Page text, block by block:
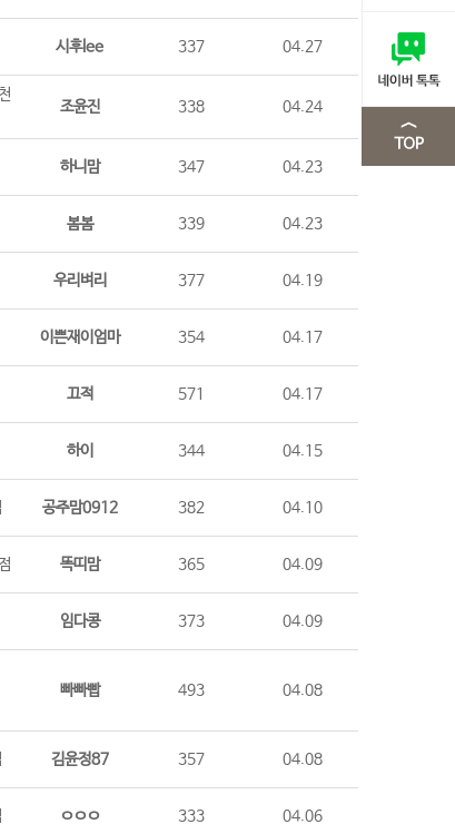
시후lee 337 04.27
조윤진 338 04.24
하니맘 347 04.23
봄봄 339 04.23
우리벼리 377 04.19
이쁜재이엄마 354 04.17
끄적 571 04.17
하이 344 04.15
공주맘0912 382 04.10
똑띠맘 365 04.09
임다콩 373 04.09
빠빠빱 493 04.08
김윤정87 357 04.08
ㅇㅇㅇ 333 04.06